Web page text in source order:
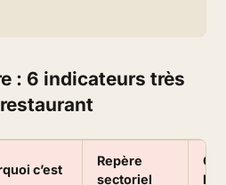
: 6 indicateurs très
c’est
Repère
sectoriel